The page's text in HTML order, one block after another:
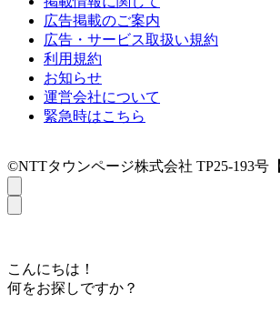
広告掲載のご案内
広告・サービス取扱い規約
利用規約
お知らせ
運営会社について
緊急時はこちら
©NTTタウンページ株式会社 TP25-193号【
こんにちは！
何をお探しですか？